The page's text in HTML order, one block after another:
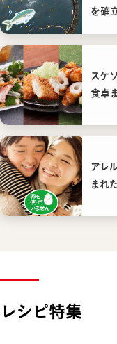
を確
スケ
食卓
アレ
まれ
レシピ特集